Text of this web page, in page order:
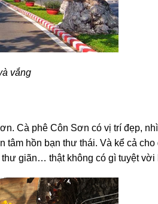
vắng
Cà phê Côn Sơn có vị trí đẹp,
hồn bạn thư thái. Và kể cả
thư giãn… thật không có gì tuyệt vời